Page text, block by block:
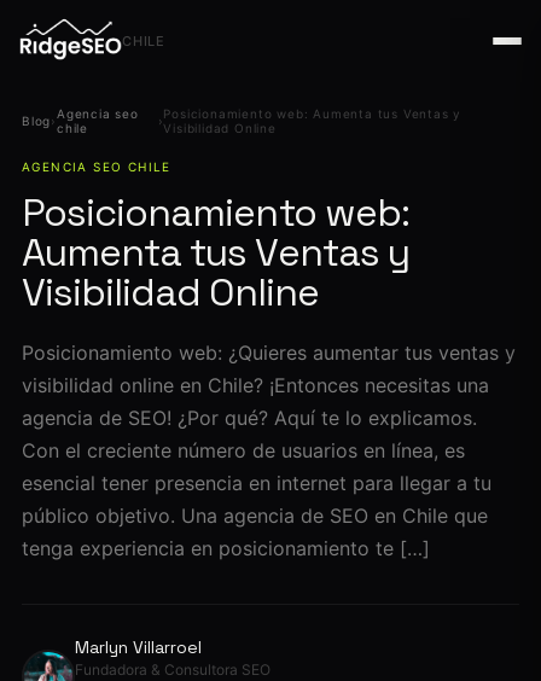
CHILE
Blog›Agencia seo
chile
›Posicionamiento web: Aumenta tus Ventas y
Visibilidad Online
AGENCIA SEO CHILE
Posicionamiento web:
Aumenta tus Ventas y
Visibilidad Online
Posicionamiento web: ¿Quieres aumentar tus ventas y
visibilidad online en Chile? ¡Entonces necesitas una
agencia de SEO! ¿Por qué? Aquí te lo explicamos.
Con el creciente número de usuarios en línea, es
esencial tener presencia en internet para llegar a tu
público objetivo. Una agencia de SEO en Chile que
tenga experiencia en posicionamiento te […]
Marlyn Villarroel
Fundadora & Consultora SEO